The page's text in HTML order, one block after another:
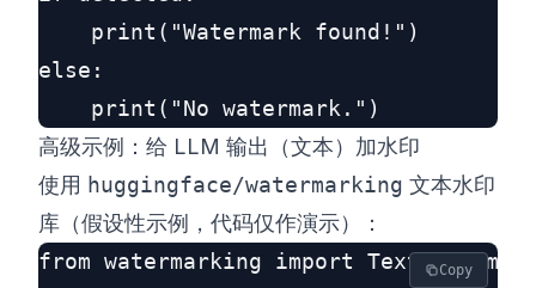
    print("Watermark found!")
else:
高级示例：给 LLM 输出（文本）加水印
使用 huggingface/watermarking 文本水印
库（假设性示例，代码仅作演示）：
from watermarking import
Copy